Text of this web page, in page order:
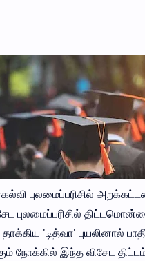
புலமைப்பரிசில்
புலமைப்பரிசில்
'டித்வா' புயலினால்
நோக்கில் இந்த விசேட